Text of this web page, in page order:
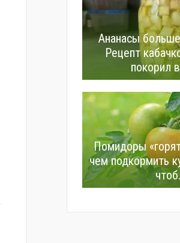
Ананасы
Рецепт
покорил
Помидоры
чем подкормить